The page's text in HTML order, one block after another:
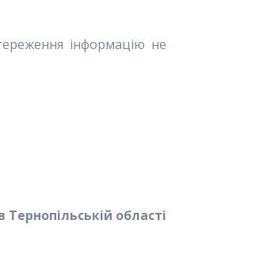
інформацію не
Тернопільській області